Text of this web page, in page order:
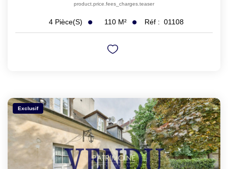
product.price.fees_charges.teaser
4 Pièce(s) 110 M² Réf : 01108
Exclusif